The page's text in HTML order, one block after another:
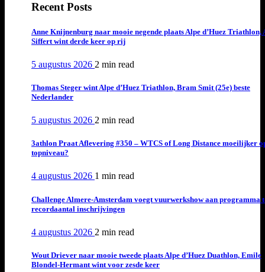
Recent Posts
Anne Knijnenburg naar mooie negende plaats Alpe d’Huez Triathlon,
Siffert wint derde keer op rij
5 augustus 2026 2 min read
Thomas Steger wint Alpe d’Huez Triathlon, Bram Smit (25e) beste
Nederlander
5 augustus 2026 2 min read
3athlon Praat Aflevering #350 – WTCS of Long Distance moeilijker
topniveau?
4 augustus 2026 1 min read
Challenge Almere-Amsterdam voegt vuurwerkshow aan programma
recordaantal inschrijvingen
4 augustus 2026 2 min read
Wout Driever naar mooie tweede plaats Alpe d’Huez Duathlon, Emile
Blondel-Hermant wint voor zesde keer